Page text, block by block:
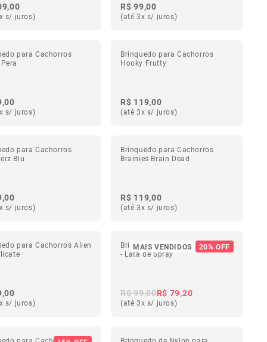
s/ juros)
R$ 99,00
(até 3x s/ juros)
para Cachorros
s/ juros)
Brinquedo para Cachorros
Hooky Frutty
R$ 119,00
(até 3x s/ juros)
para Cachorros
Blu
s/ juros)
Brinquedo para Cachorros
Brainies Brain Dead
R$ 119,00
(até 3x s/ juros)
para Cachorros Alien
s/ juros)
MAIS VENDIDOS 20% OFF
Brinquedo para Cachorros Lozt
- Lata de Spray
R$ 99,00R$ 79,20
(até 3x s/ juros)